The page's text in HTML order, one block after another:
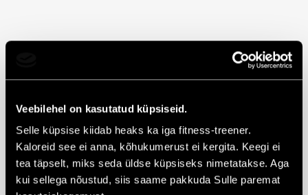
Veebilehel on kasutatud küpsiseid.
Selle küpsise kiidab heaks ka iga fitness-treener.
Kaloreid see ei anna, kõhukumerust ei kergita. Keegi ei
tea täpselt, miks seda üldse küpsiseks nimetatakse. Aga
kui sellega nõustud, siis saame pakkuda Sulle paremat
Nii nagu traditsiooniks juba saanud, siis ka
sel aastal toimuvad Solaris keskuse
aatriumis jõulupildistamised.